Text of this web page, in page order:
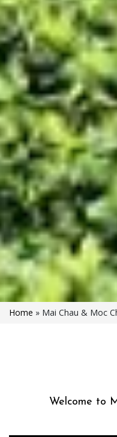
Home » Mai Chau & Moc
Welcome to